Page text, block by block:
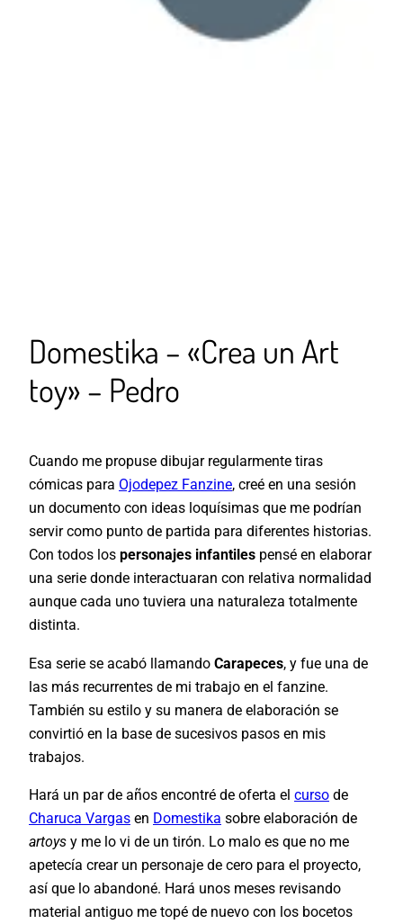
Domestika – «Crea un Art
toy» – Pedro
Cuando me propuse dibujar regularmente tiras
cómicas para Ojodepez Fanzine, creé en una sesión
un documento con ideas loquísimas que me podrían
servir como punto de partida para diferentes historias.
Con todos los personajes infantiles pensé en elaborar
una serie donde interactuaran con relativa normalidad
aunque cada uno tuviera una naturaleza totalmente
distinta.
Esa serie se acabó llamando Carapeces, y fue una de
las más recurrentes de mi trabajo en el fanzine.
También su estilo y su manera de elaboración se
convirtió en la base de sucesivos pasos en mis
trabajos.
Hará un par de años encontré de oferta el curso de
Charuca Vargas en Domestika sobre elaboración de
artoys y me lo vi de un tirón. Lo malo es que no me
apetecía crear un personaje de cero para el proyecto,
así que lo abandoné. Hará unos meses revisando
material antiguo me topé de nuevo con los bocetos